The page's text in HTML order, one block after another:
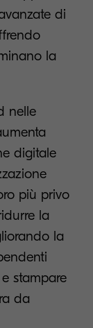
di
la
nelle
digitale
più privo
la
la
stampare
da